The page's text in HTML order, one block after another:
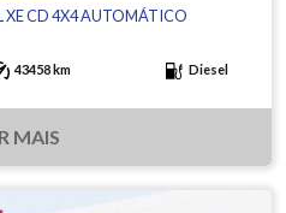
XE CD 4X4 AUTOMÁTICO
43458 km Diesel
MAIS